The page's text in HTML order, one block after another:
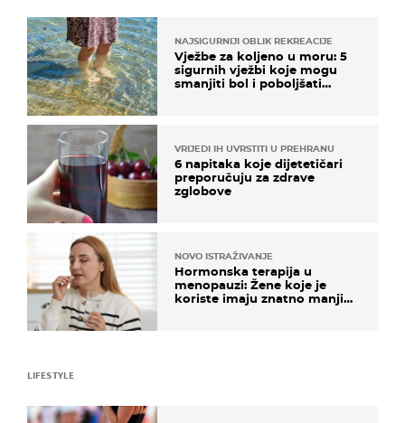
NAJSIGURNIJI OBLIK REKREACIJE
Vježbe za koljeno u moru: 5
sigurnih vježbi koje mogu
smanjiti bol i poboljšati
VRIJEDI IH UVRSTITI U PREHRANU
6 napitaka koje dijetetičari
preporučuju za zdrave
zglobove
NOVO ISTRAŽIVANJE
Hormonska terapija u
menopauzi: Žene koje je
koriste imaju znatno manji
LIFESTYLE